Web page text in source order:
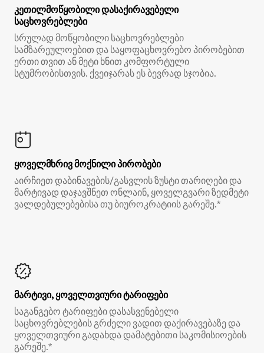
კეთილმოწყობილი დასაქირავებელი
საცხოვრებლები
სრულად მოწყობილი საცხოვრებლები
სამზარეულოებით და საყოფაცხოვრებო პირობებით
ერთი თვით ან მეტი ხნით კომფორტული
სტუმრობისთვის. ქვეიჯარას ეს ბევრად სჯობია.
ყოველმხრივ მოქნილი პირობები
აირჩიეთ დაბინავების/გასვლის ზუსტი თარიღები და
მარტივად დაჯავშნეთ ონლაინ, ყოველგვარი ზედმეტი
ვალდებულებებისა თუ ბიუროკრატიის გარეშე.*
მარტივი, ყოველთვიური ტარიფები
საგანგებო ტარიფები დასასვენებელი
საცხოვრებლების გრძელი ვადით დაქირავებაზე და
ყოველთვიური გადახდა დამატებითი საკომისიოების
გარეშე.*